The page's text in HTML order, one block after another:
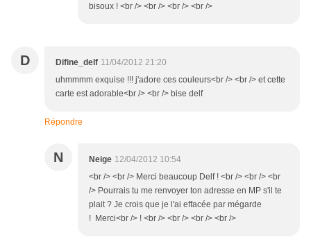
bisoux ! <br /> <br /> <br /> <br />
D Difine_delf 11/04/2012 21:20
uhmmmm exquise !!! j'adore ces couleurs<br /> <br /> et cette
carte est adorable<br /> <br /> bise delf
Répondre
N Neige 12/04/2012 10:54
<br /> <br /> Merci beaucoup Delf ! <br /> <br /> <br
/> Pourrais tu me renvoyer ton adresse en MP s'il te
plait ? Je crois que je l'ai effacée par mégarde
! Merci<br /> ! <br /> <br /> <br /> <br />